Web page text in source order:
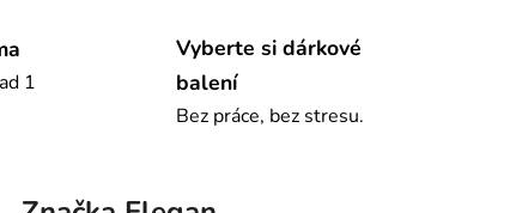
1
Vyberte si dárkové
balení
Bez práce, bez stresu.